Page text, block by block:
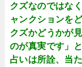
クズなのではな
ャンクションを
クズかどうかが
のが真実です」と
占いは所詮、当